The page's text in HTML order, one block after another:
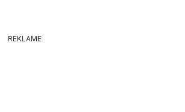
REKLAME